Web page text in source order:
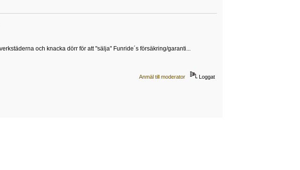
och knacka dörr för att "sälja" Funride´s försäkring/garanti...
Anmäl till moderator Loggat